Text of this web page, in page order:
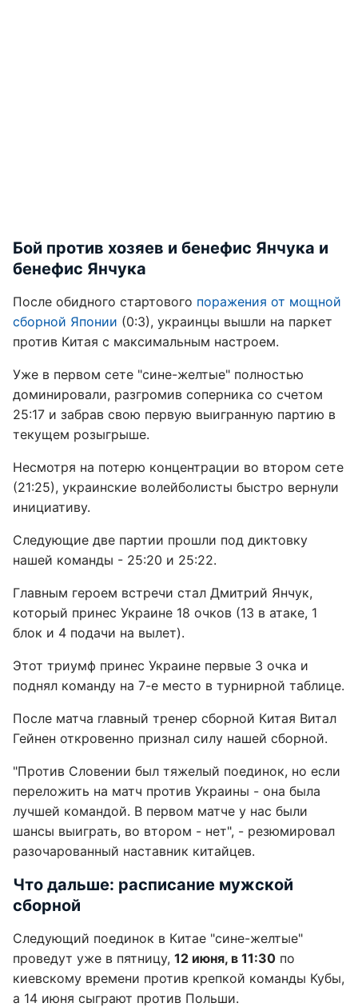
Бой против хозяев и бенефис Янчука и
бенефис Янчука
После обидного стартового поражения от мощной
сборной Японии (0:3), украинцы вышли на паркет
против Китая с максимальным настроем.
Уже в первом сете "сине-желтые" полностью
доминировали, разгромив соперника со счетом
25:17 и забрав свою первую выигранную партию в
текущем розыгрыше.
Несмотря на потерю концентрации во втором сете
(21:25), украинские волейболисты быстро вернули
инициативу.
Следующие две партии прошли под диктовку
нашей команды - 25:20 и 25:22.
Главным героем встречи стал Дмитрий Янчук,
который принес Украине 18 очков (13 в атаке, 1
блок и 4 подачи на вылет).
Этот триумф принес Украине первые 3 очка и
поднял команду на 7-е место в турнирной таблице.
После матча главный тренер сборной Китая Витал
Гейнен откровенно признал силу нашей сборной.
"Против Словении был тяжелый поединок, но если
переложить на матч против Украины - она была
лучшей командой. В первом матче у нас были
шансы выиграть, во втором - нет", - резюмировал
разочарованный наставник китайцев.
Что дальше: расписание мужской
сборной
Следующий поединок в Китае "сине-желтые"
проведут уже в пятницу, 12 июня, в 11:30 по
киевскому времени против крепкой команды Кубы,
а 14 июня сыграют против Польши.